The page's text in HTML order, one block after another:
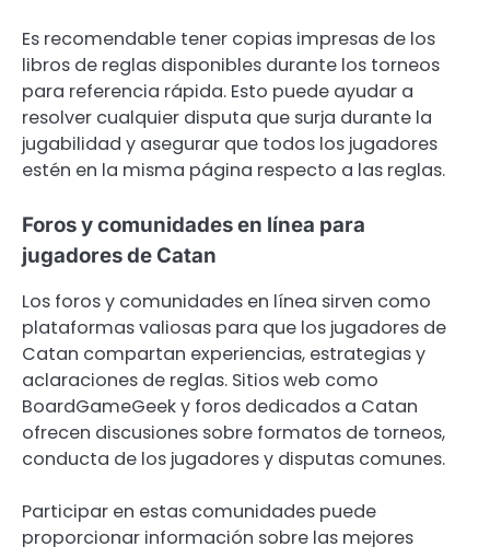
Es recomendable tener copias impresas de los
libros de reglas disponibles durante los torneos
para referencia rápida. Esto puede ayudar a
resolver cualquier disputa que surja durante la
jugabilidad y asegurar que todos los jugadores
estén en la misma página respecto a las reglas.
Foros y comunidades en línea para
jugadores de Catan
Los foros y comunidades en línea sirven como
plataformas valiosas para que los jugadores de
Catan compartan experiencias, estrategias y
aclaraciones de reglas. Sitios web como
BoardGameGeek y foros dedicados a Catan
ofrecen discusiones sobre formatos de torneos,
conducta de los jugadores y disputas comunes.
Participar en estas comunidades puede
proporcionar información sobre las mejores